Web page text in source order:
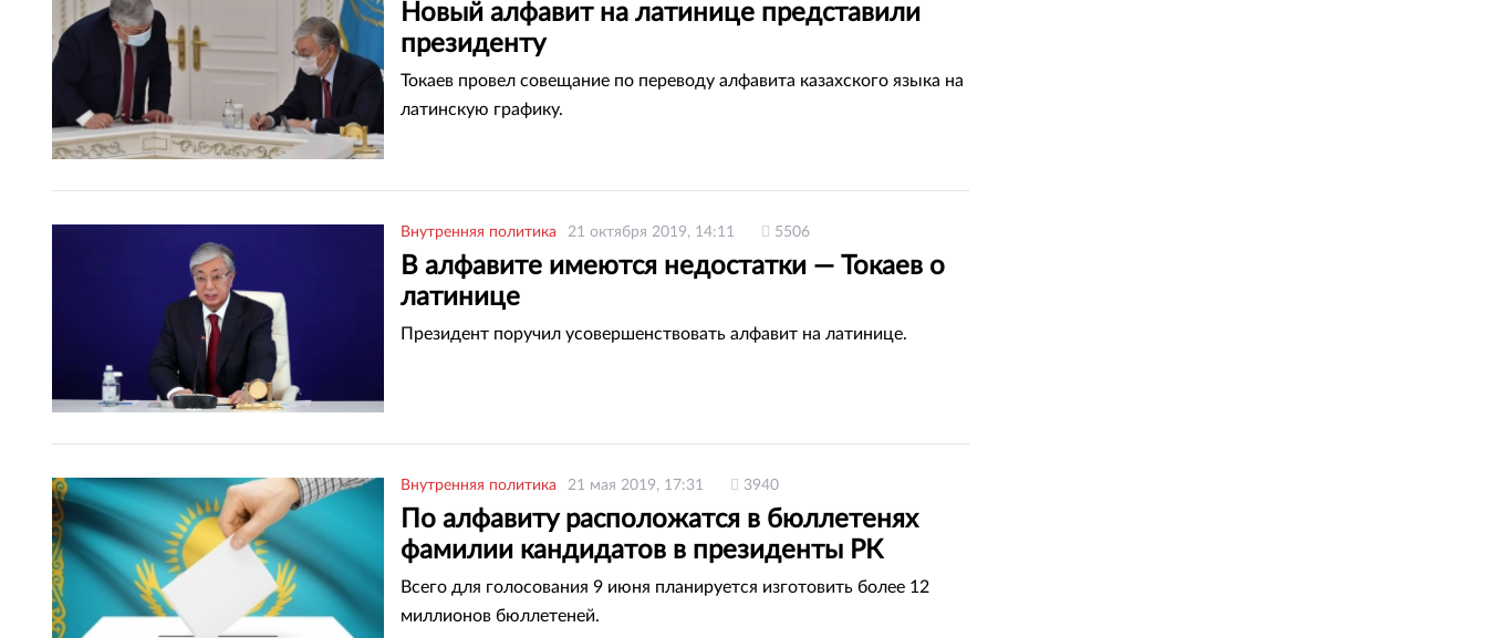
Новый алфавит на латинице представили
президенту
Токаев провел совещание по переводу алфавита казахского языка на
латинскую графику.
Внутренняя политика 21 октября 2019, 14:11 5506
В алфавите имеются недостатки — Токаев о
латинице
Президент поручил усовершенствовать алфавит на латинице.
Внутренняя политика 21 мая 2019, 17:31 3940
По алфавиту расположатся в бюллетенях
фамилии кандидатов в президенты РК
Всего для голосования 9 июня планируется изготовить более 12
миллионов бюллетеней.